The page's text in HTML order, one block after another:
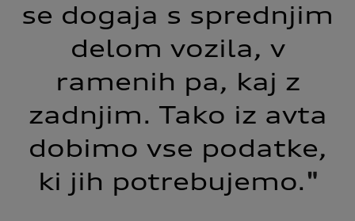
se dogaja s sprednjim
delom vozila, v
ramenih pa, kaj z
zadnjim. Tako iz avta
dobimo vse podatke,
ki jih potrebujemo."